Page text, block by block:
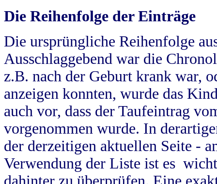
Die Reihenfolge der Einträge
Die ursprüngliche Reihenfolge
Ausschlaggebend war die
z.B. nach der Geburt krank war,
anzeigen konnten, wurde das
auch vor, dass der Taufeintrag
vorgenommen wurde. In
der derzeitigen aktuellen Seite -
Verwendung der Liste ist es